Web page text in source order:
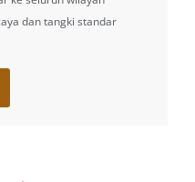
dan tangki standar